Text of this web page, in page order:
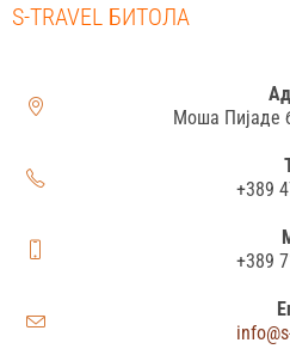
S-TRAVEL БИТОЛА
Моша Пијаде
+389
+389